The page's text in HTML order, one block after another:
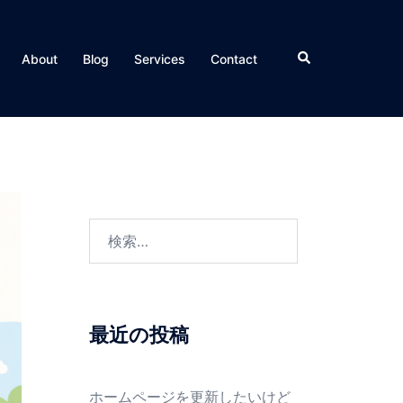
About Blog Services Contact
検
索
最近の投稿
ホームページを更新したいけど